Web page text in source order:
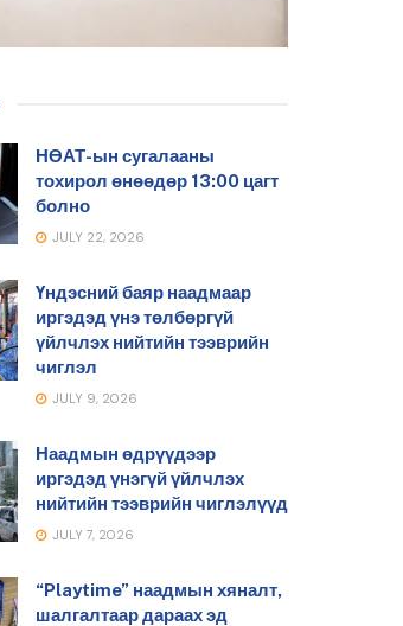
НӨАТ-ын сугалааны
тохирол өнөөдөр 13:00 цагт
болно
JULY 22, 2026
Үндэсний баяр наадмаар
иргэдэд үнэ төлбөргүй
үйлчлэх нийтийн тээврийн
чиглэл
JULY 9, 2026
Наадмын өдрүүдээр
иргэдэд үнэгүй үйлчлэх
нийтийн тээврийн чиглэлүүд
JULY 7, 2026
“Playtime” наадмын хяналт,
шалгалтаар дараах эд